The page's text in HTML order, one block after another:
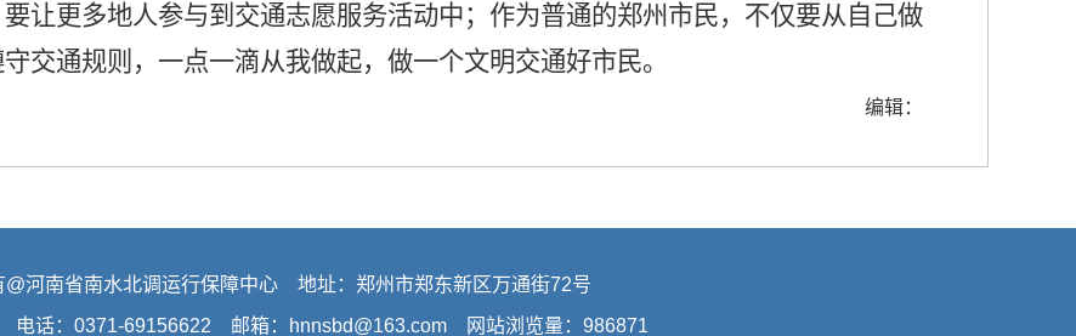
让更多地人参与到交通志愿服务活动中；作为普通的郑州市民，不仅要从自己做
交通规则，一点一滴从我做起，做一个文明交通好市民。
编辑：
@河南省南水北调运行保障中心 地址：郑州市郑东新区万通街72号
电话：0371-69156622 邮箱：hnnsbd@163.com 网站浏览量： 986871